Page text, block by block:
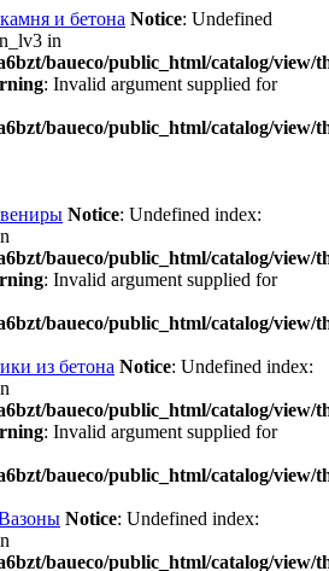
и бетона Notice: Undefined
in
baueco/public_html/catalog/view/
: Invalid argument supplied for
baueco/public_html/catalog/view/
Notice: Undefined index:
baueco/public_html/catalog/view/
: Invalid argument supplied for
baueco/public_html/catalog/view/
из бетона Notice: Undefined index:
baueco/public_html/catalog/view/
: Invalid argument supplied for
baueco/public_html/catalog/view/
Notice: Undefined index:
baueco/public_html/catalog/view/